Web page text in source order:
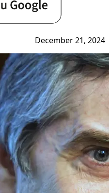
December 21, 2024